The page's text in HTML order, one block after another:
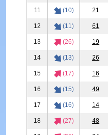
11 (10) 21
12 (11) 61
13 (26) 19
14 (13) 26
15 (17) 16
16 (15) 49
17 (16) 14
18 (27) 48